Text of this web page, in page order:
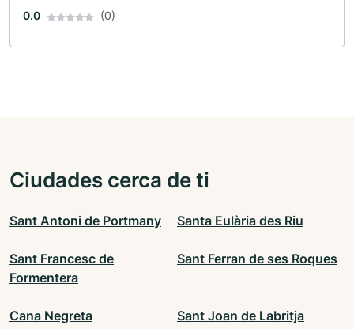
0.0 (0)
Ciudades cerca de ti
Sant Antoni de Portmany Santa Eulària des Riu
Sant Francesc de
Formentera
Sant Ferran de ses Roques
Cana Negreta Sant Joan de Labritja